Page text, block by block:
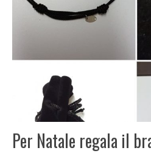
Per Natale regala il